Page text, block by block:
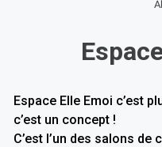
Espace Elle Emoi c’est
c’est un concept !
C’est l’un des salons